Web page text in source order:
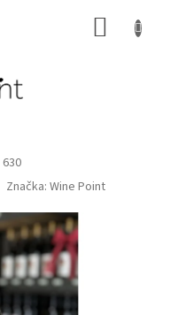
630
Značka: Wine Point